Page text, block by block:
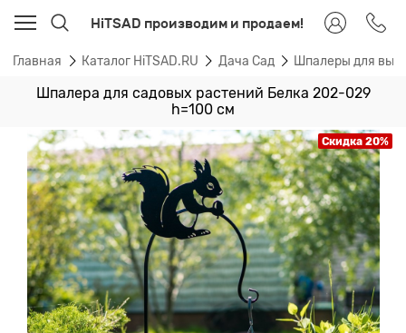
HiTSAD производим и продаем!
Главная Каталог HiTSAD.RU Дача Сад Шпалеры для
Шпалера для садовых растений Белка 202-029
h=100 см
Скидка 20%